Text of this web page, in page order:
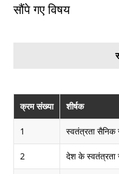
सौंपे गए विषय
क्रम संख्या शीर्षक
1 स्वतंत्रता सैनिक
2 देश के स्वतंत्रता